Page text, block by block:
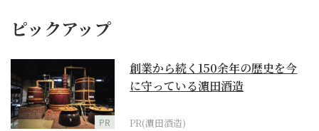
ピックアップ
PR
創業から続く150余年の歴史を今
に守っている濵田酒造
PR(濵田酒造)